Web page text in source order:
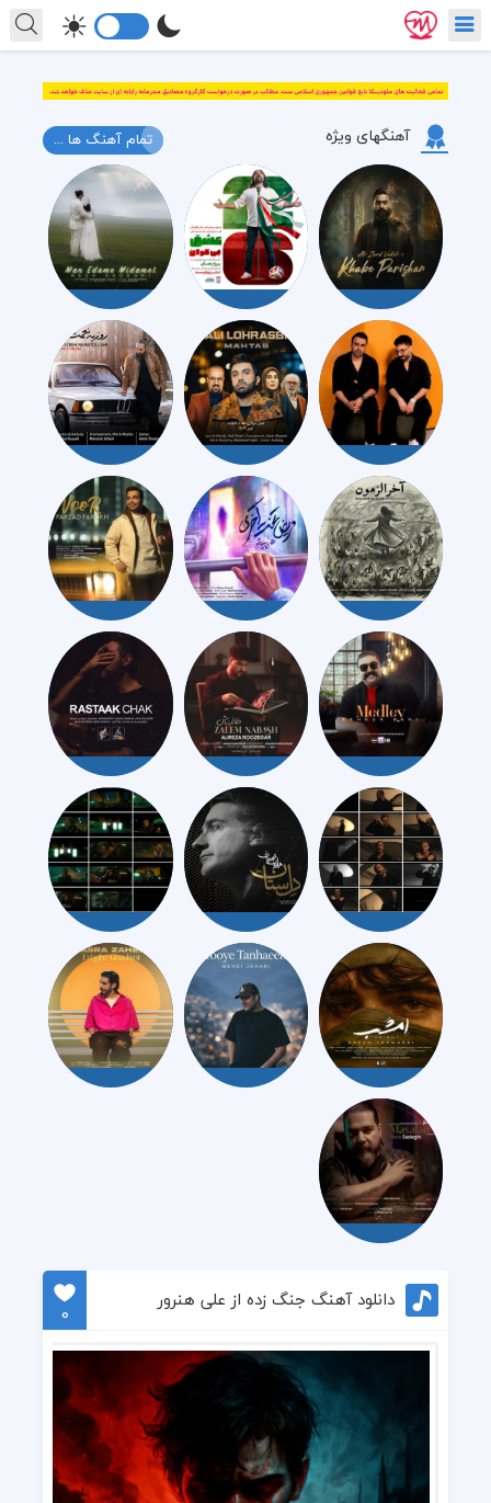
آهنگهای ویژه تمام آهنگ ها ...
دانلود آهنگ جنگ زده از علی هنرور
0